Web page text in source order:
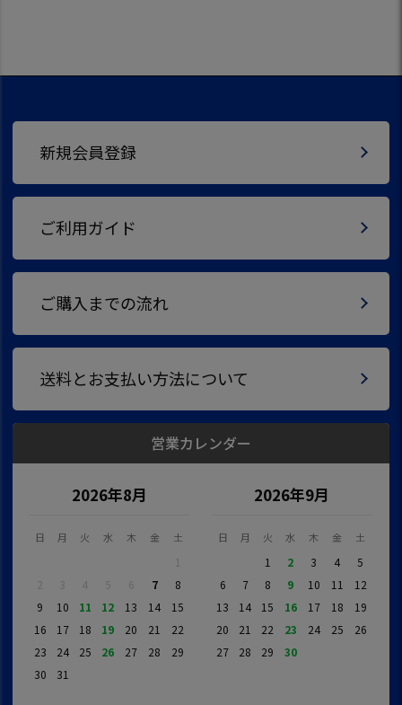
新規会員登録
ご利用ガイド
ご購入までの流れ
送料とお支払い方法について
営業カレンダー
2026年8月
日 月 火 水 木 金 土
1
2
3 4 5 6 7
8
9
10 11 12 13 14
15
16
17 18 19 20 21
22
23
24 25 26 27 28
29
30
31
2026年9月
日 月 火 水 木 金 土
1 2 3 4
5
6
7 8 9 10 11
12
13
14 15 16 17 18
19
20
21 22 23 24 25
26
27
28 29 30